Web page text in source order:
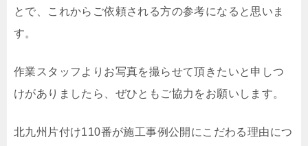
とで、これからご依頼される方の参考になると思いま
す。
作業スタッフよりお写真を撮らせて頂きたいと申しつ
けがありましたら、ぜひともご協力をお願いします。
北九州片付け110番が施工事例公開にこだわる理由につ